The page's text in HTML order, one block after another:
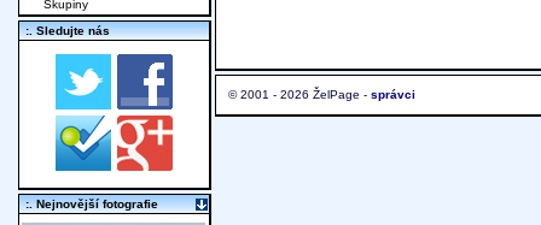
© 2001 - 2026 ŽelPage - správci
Skupiny
:. Sledujte nás
:. Nejnovější fotografie